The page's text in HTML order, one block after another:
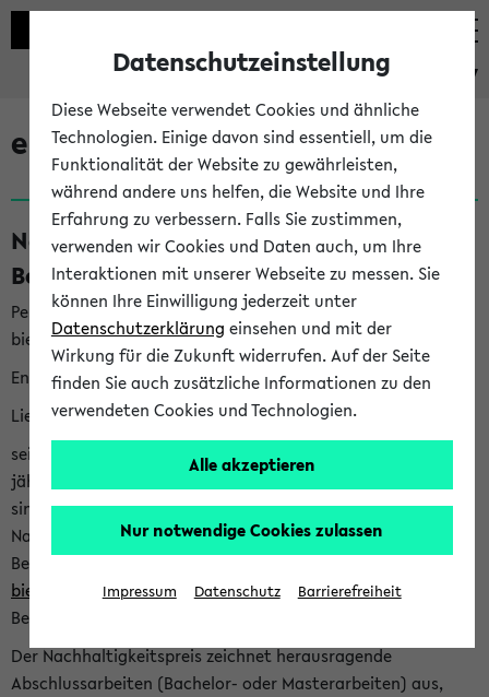
eKVV
eKVV News
Nachhaltigkeitspreis 2026:
Bewerbungsphase gestartet (06.08.26)
Per E-Mail eingestellt von nachhaltigkeitsbuero@uni-
bielefeld.de an den Verteiler 'Alle Studierenden':
English version below
Liebe Studierende,
seit 2023 verleiht das Rektorat der Universität Bielefeld
jährlich den Nachhaltigkeitspreis für Abschlussarbeiten. Sie
sind herzlich eingeladen sich mit Ihrer Abschlussarbeit beim
Nachhaltigkeitsbüro zu bewerben. Bitte nutzen Sie für Ihre
Bewerbung dieses Formular<https://formulare.uni-
bielefeld.de/frontend-server/form/provide/913/>. Die
Bewerbungsfrist endet am 30.09.2026.
Der Nachhaltigkeitspreis zeichnet herausragende
Abschlussarbeiten (Bachelor- oder Masterarbeiten) aus,
Datenschutzeinstellung
Diese Webseite verwendet Cookies und ähnliche
Technologien. Einige davon sind essentiell, um die
Funktionalität der Website zu gewährleisten,
während andere uns helfen, die Website und Ihre
Erfahrung zu verbessern. Falls Sie zustimmen,
verwenden wir Cookies und Daten auch, um Ihre
Interaktionen mit unserer Webseite zu messen. Sie
können Ihre Einwilligung jederzeit unter
Datenschutzerklärung einsehen und mit der
Wirkung für die Zukunft widerrufen. Auf der Seite
finden Sie auch zusätzliche Informationen zu den
verwendeten Cookies und Technologien.
Alle akzeptieren
Nur notwendige Cookies zulassen
Impressum Datenschutz Barrierefreiheit